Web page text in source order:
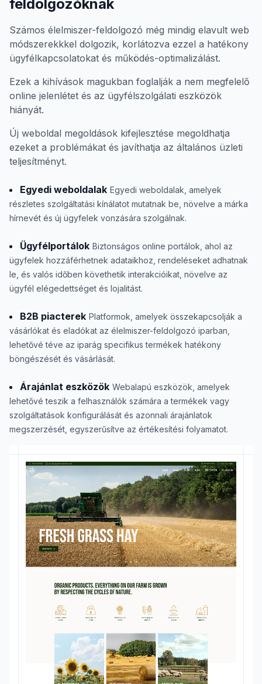
feldolgozóknak
Számos élelmiszer-feldolgozó még mindig elavult web
módszerekkkel dolgozik, korlátozva ezzel a hatékony
ügyfélkapcsolatokat és működés-optimalizálást.
Ezek a kihívások magukban foglalják a nem megfelelő
online jelenlétet és az ügyfélszolgálati eszközök
hiányát.
Új weboldal megoldások kifejlesztése megoldhatja
ezeket a problémákat és javíthatja az általános üzleti
teljesítményt.
Egyedi weboldalak Egyedi weboldalak, amelyek
részletes szolgáltatási kínálatot mutatnak be, növelve a márka
hírnevét és új ügyfelek vonzására szolgálnak.
Ügyfélportálok Biztonságos online portálok, ahol az
ügyfelek hozzáférhetnek adataikhoz, rendeléseket adhatnak
le, és valós időben követhetik interakcióikat, növelve az
ügyfél elégedettséget és lojalitást.
B2B piacterek Platformok, amelyek összekapcsolják a
vásárlókat és eladókat az élelmiszer-feldolgozó iparban,
lehetővé téve az iparág specifikus termékek hatékony
böngészését és vásárlását.
Árajánlat eszközök Webalapú eszközök, amelyek
lehetővé teszik a felhasználók számára a termékek vagy
szolgáltatások konfigurálását és azonnali árajánlatok
megszerzését, egyszerűsítve az értékesítési folyamatot.